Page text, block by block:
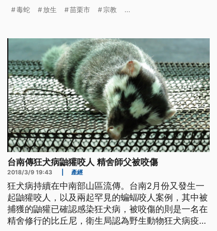
里，民眾指著鐵門和門口的花圃，表示已經不只一次
就一條吊在這邊，我就趕快用棍子把牠頭敲敲敲敲死
掉喔。上個月我也是一開，牠就夾在
毒蛇 放生 苗栗市 宗教 ...
台南傳狂犬病鼬獾咬人 精舍師父被咬傷
2018/3/9 19:43 產經
狂犬病持續在中南部山區流傳。台南2月份又發生一
起鼬獾咬人，以及兩起罕見的蝙蝠咬人案例，其中被
捕獲的鼬獾已確認感染狂犬病，被咬傷的則是一名在
精舍修行的比丘尼，衛生局認為野生動物狂犬病疫情